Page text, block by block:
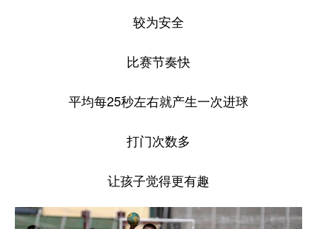
较为安全
比赛节奏快
平均每25秒左右就产生一次进球
打门次数多
让孩子觉得更有趣